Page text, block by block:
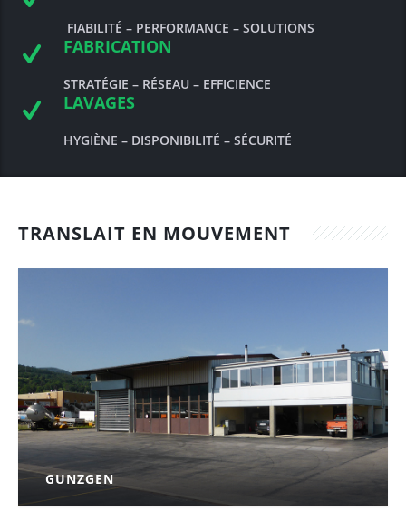
Lactopig
Saumure
Véhicules
Bulle
Lavage en citerne
Lavage extérieur
Mini-série vidéo
Mentions légales
FIABILITÉ – PERFORMANCE – SOLUTIONS
FABRICATION
STRATÉGIE – RÉSEAU – EFFICIENCE
LAVAGES
HYGIÈNE – DISPONIBILITÉ – SÉCURITÉ
TRANSLAIT EN MOUVEMENT
GUNZGEN